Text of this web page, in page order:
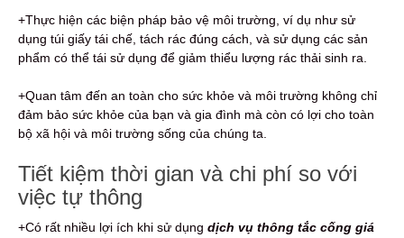
+Thực hiện các biện pháp bảo vệ môi trường, ví dụ như sử
dụng túi giấy tái chế, tách rác đúng cách, và sử dụng các sản
phẩm có thể tái sử dụng để giảm thiểu lượng rác thải sinh ra.
+Quan tâm đến an toàn cho sức khỏe và môi trường không chỉ
đảm bảo sức khỏe của bạn và gia đình mà còn có lợi cho toàn
bộ xã hội và môi trường sống của chúng ta.
Tiết kiệm thời gian và chi phí so với
việc tự thông
+Có rất nhiều lợi ích khi sử dụng dịch vụ thông tắc cống giá